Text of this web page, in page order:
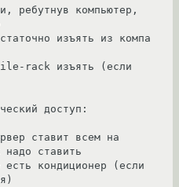
ребутнув компьютер,
изъять из компа
rack изъять (если
доступ:
ставить